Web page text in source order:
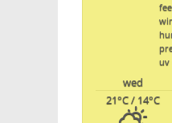
uv
wed
21°C/ 14°C